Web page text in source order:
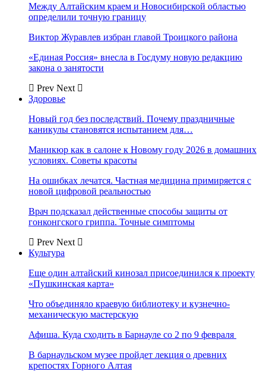
Между Алтайским краем и Новосибирской областью
определили точную границу
Виктор Журавлев избран главой Троицкого района
«Единая Россия» внесла в Госдуму новую редакцию
закона о занятости
Prev Next
Здоровье
Новый год без последствий. Почему праздничные
каникулы становятся испытанием для…
Маникюр как в салоне к Новому году 2026 в домашних
условиях. Советы красоты
На ошибках лечатся. Частная медицина примиряется с
новой цифровой реальностью
Врач подсказал действенные способы защиты от
гонконгского гриппа. Точные симптомы
Prev Next
Культура
Еще один алтайский кинозал присоединился к проекту
«Пушкинская карта»
Что объединяло краевую библиотеку и кузнечно-
механическую мастерскую
Афиша. Куда сходить в Барнауле со 2 по 9 февраля
В барнаульском музее пройдет лекция о древних
крепостях Горного Алтая